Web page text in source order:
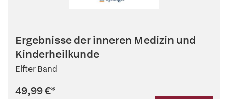
Ergebnisse der inneren Medizin und
Kinderheilkunde
Elfter Band
49,99 €*